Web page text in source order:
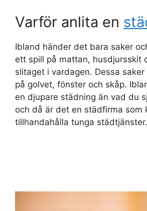
Varför anlita en
Ibland händer det bara saker
ett spill på mattan, husdjursskit
slitaget i vardagen. Dessa
på golvet, fönster och skåp.
en djupare städning än vad du
och då är det en städfirma som
tillhandahålla tunga städtjänster.